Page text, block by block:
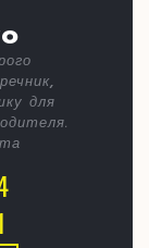
Хатка
з
для